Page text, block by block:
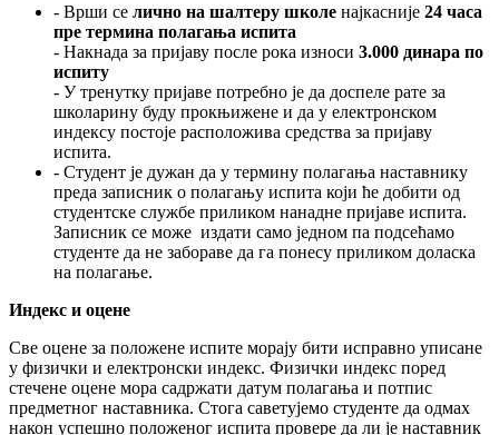
- Врши се лично на шалтеру школе најкасније 24 часа
пре термина полагања испита
- Накнада за пријаву после рока износи 3.000 динара по
испиту
- У тренутку пријаве потребно је да доспеле рате за
школарину буду прокњижене и да у електронском
индексу постоје расположива средства за пријаву
испита.
- Студент је дужан да у термину полагања наставнику
преда записник о полагању испита који ће добити од
студентске службе приликом нанадне пријаве испита.
Записник се може издати само једном па подсећамо
студенте да не забораве да га понесу приликом доласка
на полагање.
Индекс и оцене
Све оцене за положене испите морају бити исправно уписане
у физички и електронски индекс. Физички индекс поред
стечене оцене мора садржати датум полагања и потпис
предметног наставника. Стога саветујемо студенте да одмах
након успешно положеног испита провере да ли је наставник